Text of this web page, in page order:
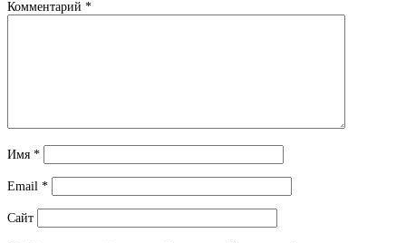
Комментарий *
Имя *
Email *
Сайт